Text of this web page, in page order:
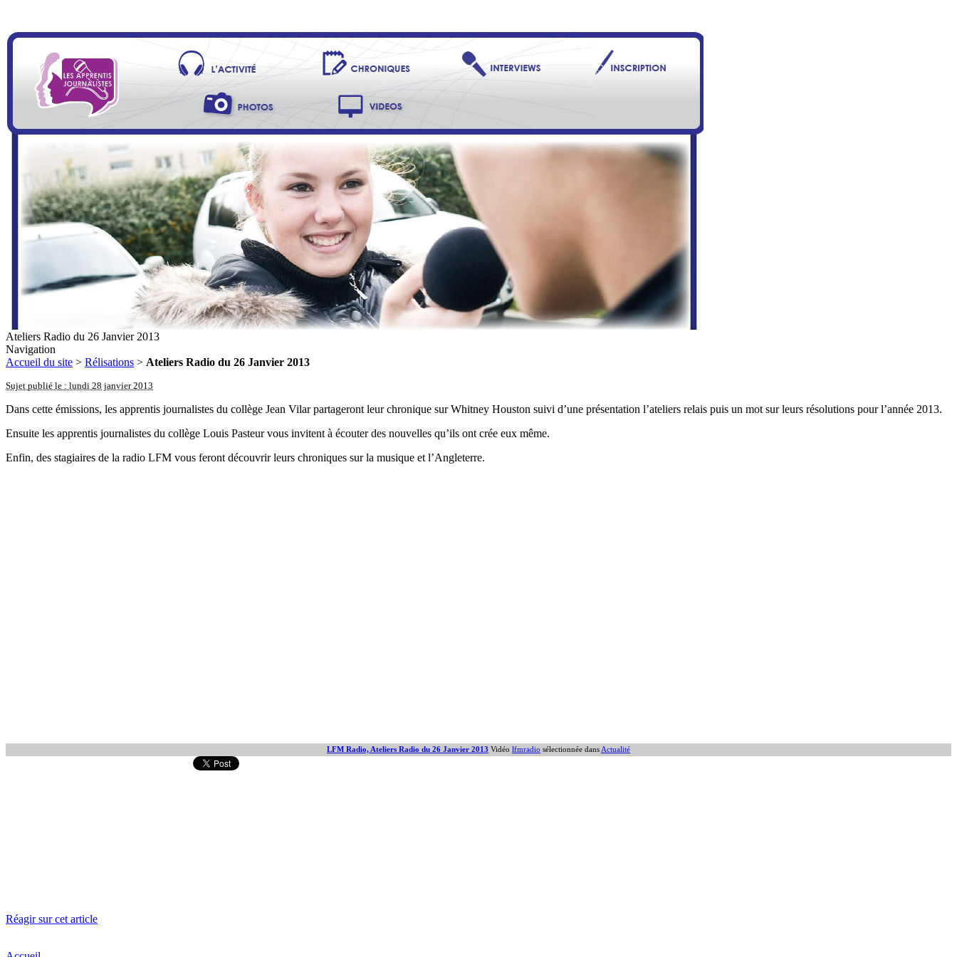
Ateliers Radio du 26 Janvier 2013
Navigation
Accueil du site > Rélisations > Ateliers Radio du 26 Janvier 2013
Sujet publié le : lundi 28 janvier 2013
Dans cette émissions, les apprentis journalistes du collège Jean Vilar partageront leur chronique sur Whitney Houston suivi d’une présentation l’ateliers relais puis un mot sur leurs résolutions pour l’année 2013.
Ensuite les apprentis journalistes du collège Louis Pasteur vous invitent à écouter des nouvelles qu’ils ont crée eux même.
Enfin, des stagiaires de la radio LFM vous feront découvrir leurs chroniques sur la musique et l’Angleterre.
LFM Radio, Ateliers Radio du 26 Janvier 2013 Vidéo lfmradio sélectionnée dans Actualité
Réagir sur cet article